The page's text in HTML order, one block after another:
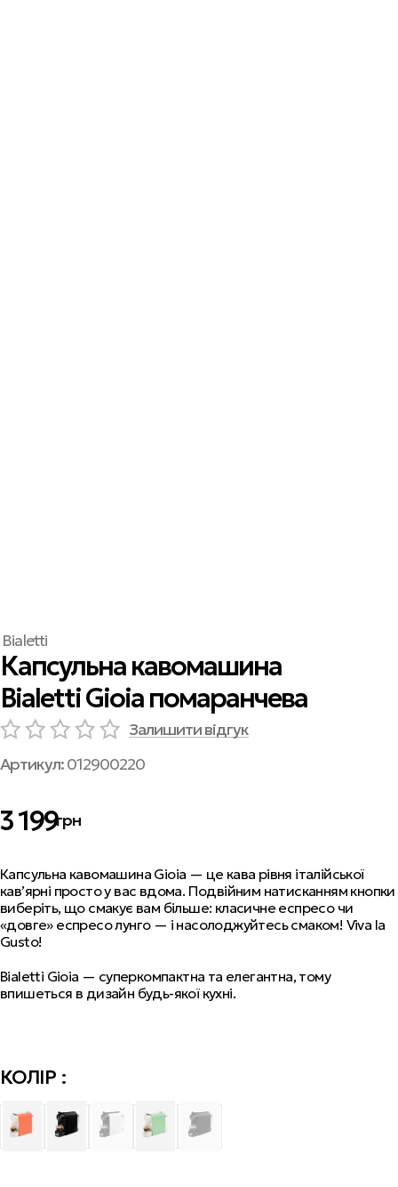
Bialetti
Капсульна кавомашина
Bialetti Gioia помаранчева
Залишити відгук
Артикул:012900220
3 199грн
Капсульна кавомашина Gioia — це кава рівня італійської
кавʼярні просто у вас вдома. Подвійним натисканням кнопки
виберіть, що смакує вам більше: класичне еспресо чи
«довге» еспресо лунго — і насолоджуйтесь смаком! Viva la
Gusto!
Bialetti Gioia — суперкомпактна та елегантна, тому
впишеться в дизайн будь-якої кухні.
КОЛІР